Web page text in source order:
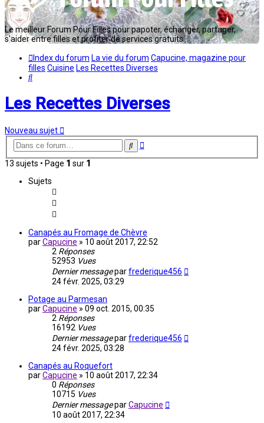
Le meilleur Forum Pour Filles pour papoter, échanger, partager,
s'aider entre filles et profiter de services gratuits...
Index du forum La vie du forum Capucine, magazine pour
filles Cuisine Les Recettes Diverses
Rechercher
Les Recettes Diverses
Nouveau sujet
Rechercher
Recherche
13 sujets • Page 1 sur 1
Sujets
Canapés au Fromage de Chèvre
parCapucine » 10 août 2017, 22:52
2 Réponses
52953 Vues
Dernier messageparfrederique456
24 févr. 2025, 03:29
Potage au Parmesan
parCapucine » 09 oct. 2015, 00:35
2 Réponses
16192 Vues
Dernier messageparfrederique456
24 févr. 2025, 03:28
Canapés au Roquefort
parCapucine » 10 août 2017, 22:34
0 Réponses
10715 Vues
Dernier messageparCapucine
10 août 2017, 22:34